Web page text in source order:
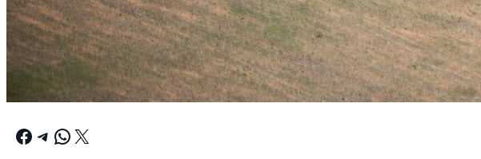
Facebook Telegram WhatsApp X